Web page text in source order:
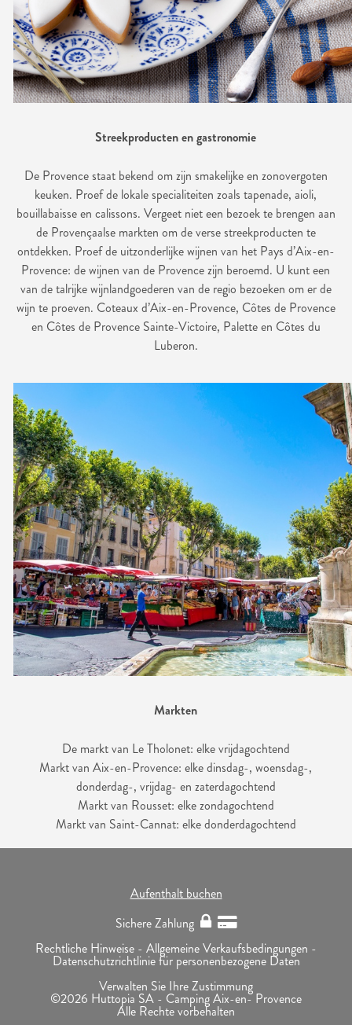
Streekproducten en gastronomie
De Provence staat bekend om zijn smakelijke en zonovergoten
keuken. Proef de lokale specialiteiten zoals tapenade, aioli,
bouillabaisse en calissons. Vergeet niet een bezoek te brengen aan
de Provençaalse markten om de verse streekproducten te
ontdekken. Proef de uitzonderlijke wijnen van het Pays d’Aix-en-
Provence: de wijnen van de Provence zijn beroemd. U kunt een
van de talrijke wijnlandgoederen van de regio bezoeken om er de
wijn te proeven. Coteaux d’Aix-en-Provence, Côtes de Provence
en Côtes de Provence Sainte-Victoire, Palette en Côtes du
Luberon.
Markten
De markt van Le Tholonet: elke vrijdagochtend
Markt van Aix-en-Provence: elke dinsdag-, woensdag-,
donderdag-, vrijdag- en zaterdagochtend
Markt van Rousset: elke zondagochtend
Markt van Saint-Cannat: elke donderdagochtend
Aufenthalt buchen
Sichere Zahlung
Rechtliche Hinweise - Allgemeine Verkaufsbedingungen -
Datenschutzrichtlinie für personenbezogene Daten
Verwalten Sie Ihre Zustimmung
©2026 Huttopia SA - Camping Aix-en- Provence
Alle Rechte vorbehalten